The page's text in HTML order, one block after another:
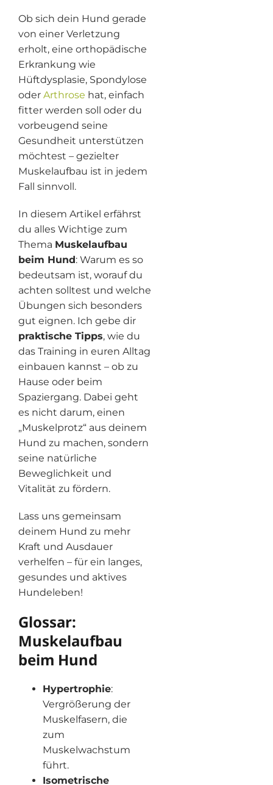
Ob sich dein Hund gerade
von einer Verletzung
erholt, eine orthopädische
Erkrankung wie
Hüftdysplasie, Spondylose
oder Arthrose hat, einfach
fitter werden soll oder du
vorbeugend seine
Gesundheit unterstützen
möchtest – gezielter
Muskelaufbau ist in jedem
Fall sinnvoll.
In diesem Artikel erfährst
du alles Wichtige zum
Thema Muskelaufbau
beim Hund: Warum es so
bedeutsam ist, worauf du
achten solltest und welche
Übungen sich besonders
gut eignen. Ich gebe dir
praktische Tipps, wie du
das Training in euren Alltag
einbauen kannst – ob zu
Hause oder beim
Spaziergang. Dabei geht
es nicht darum, einen
„Muskelprotz“ aus deinem
Hund zu machen, sondern
seine natürliche
Beweglichkeit und
Vitalität zu fördern.
Lass uns gemeinsam
deinem Hund zu mehr
Kraft und Ausdauer
verhelfen – für ein langes,
gesundes und aktives
Hundeleben!
Glossar:
Muskelaufbau
beim Hund
Hypertrophie:
Vergrößerung der
Muskelfasern, die
zum
Muskelwachstum
führt.
Isometrische